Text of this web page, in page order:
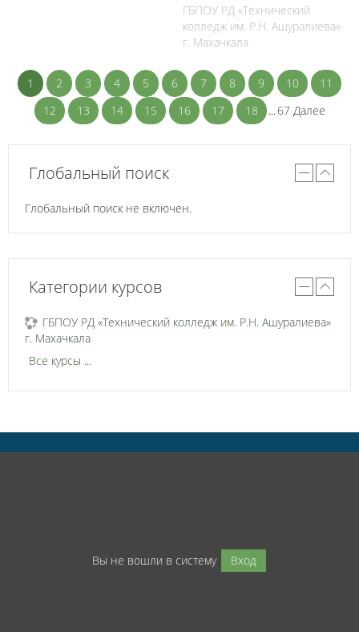
ГБПОУ РД «Технический
колледж им. Р.Н. Ашуралиева»
г. Махачкала
1 2 3 4 5 6 7 8 9 10
11
12
13 14 15 16 17 18 ... 67 Далее
Глобальный поиск
Глобальный поиск не включен.
Категории курсов
ГБПОУ РД «Технический колледж им. Р.Н. Ашуралиева»
г. Махачкала
Все курсы ...
Вы не вошли в систему Вход